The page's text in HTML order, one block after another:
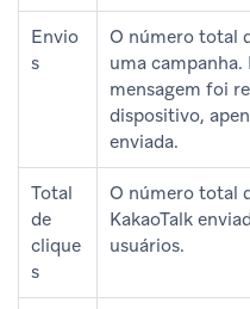
Envio
s
O número total
uma campanha.
mensagem foi
dispositivo,
enviada.
Total
de
clique
s
O número total
KakaoTalk
usuários.